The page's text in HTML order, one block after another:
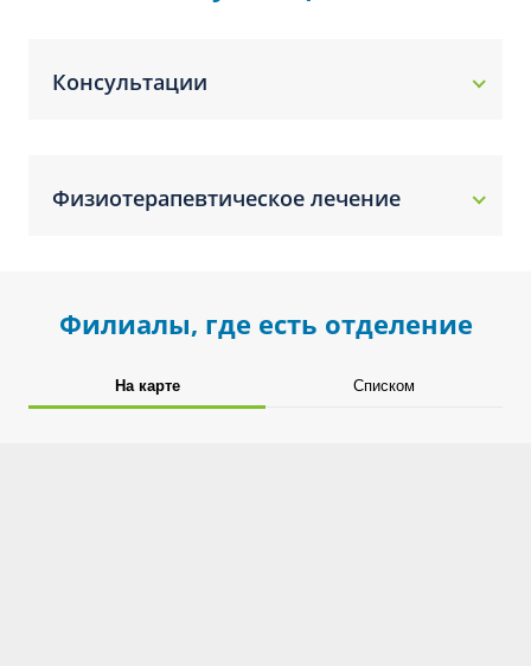
Консультации
Физиотерапевтическое лечение
Филиалы, где есть отделение
На карте Списком